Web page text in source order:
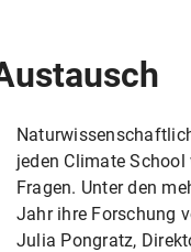
jeden Climate
Fragen. Unter den
Jahr ihre Forschung
Julia Pongratz,